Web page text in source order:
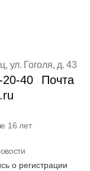
ул. Гоголя, д. 43
40
Почта
16 лет
о регистрации